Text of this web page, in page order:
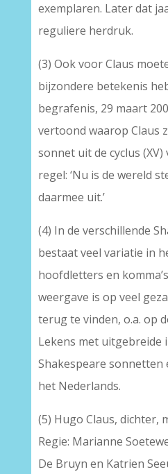
exemplaren. Later dat
reguliere herdruk.
(3) Ook voor Claus
bijzondere betekenis
begrafenis, 29 maart
vertoond waarop Claus
sonnet uit de cyclus (XV)
regel: ‘Nu is de wereld
daarmee uit.’
(4) In de verschillende
bestaat veel variatie in
hoofdletters en
weergave is op veel
terug te vinden, o.a. op
Lekens met uitgebreide
Shakespeare sonnetten
het Nederlands.
(5) Hugo Claus, dichter,
Regie: Marianne
De Bruyn en Katrien